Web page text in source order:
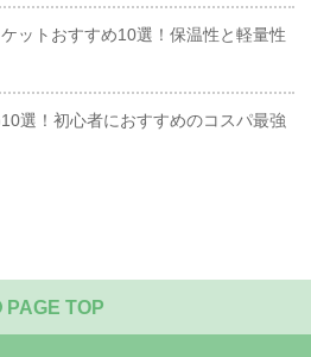
ットおすすめ10選！保温性と軽量性
選！初心者におすすめのコスパ最強
PAGE TOP